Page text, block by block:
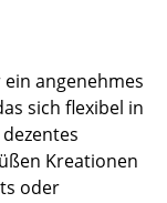
angenehmes
sich flexibel in
Kreationen
oder